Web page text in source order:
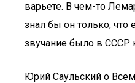
варьете. В чем-то
знал бы он только, что
звучание было в СССР
Юрий Саульский о